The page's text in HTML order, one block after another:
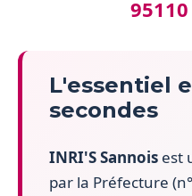
L'essentiel
secondes
INRI'S Sannois est
par la Préfecture (n°